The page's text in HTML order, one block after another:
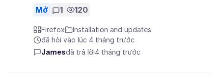
Mở 1 120
Firefox
Installation and updates
đã hỏi vào lúc 4 tháng trước
Jamesđã trả lời4 tháng trước